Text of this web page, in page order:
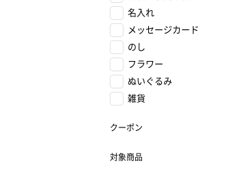
名入れ
メッセージカード
のし
フラワー
ぬいぐるみ
雑貨
クーポン
対象商品